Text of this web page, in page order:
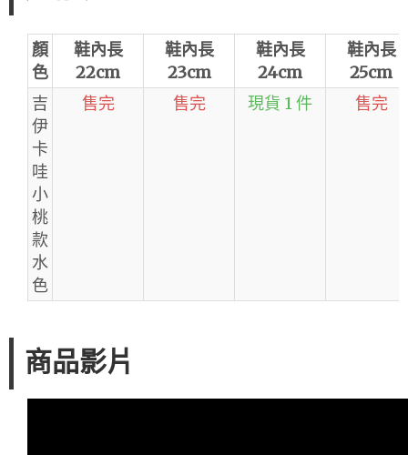
顏
色
鞋內長
22cm
鞋內長
23cm
鞋內長
24cm
鞋內長
25cm
吉
伊
卡
哇
小
桃
款
水
色
售完 售完 現貨 1 件 售完
商品影片